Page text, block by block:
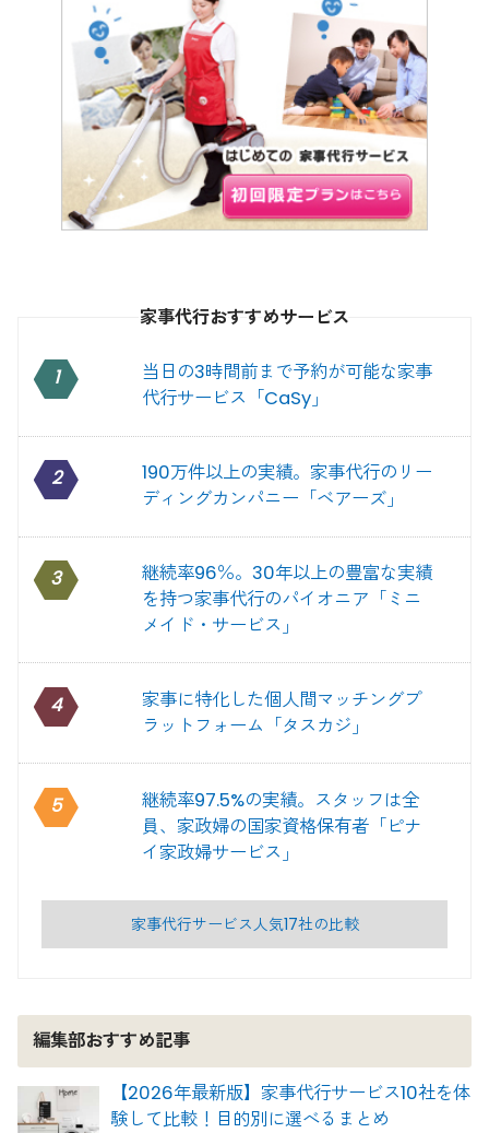
家事代行おすすめサービス
1
当日の3時間前まで予約が可能な家事
代行サービス「CaSy」
2
190万件以上の実績。家事代行のリー
ディングカンパニー「ベアーズ」
3
継続率96％。30年以上の豊富な実績
を持つ家事代行のパイオニア「ミニ
メイド・サービス」
4
家事に特化した個人間マッチングプ
ラットフォーム「タスカジ」
5
継続率97.5%の実績。スタッフは全
員、家政婦の国家資格保有者「ピナ
イ家政婦サービス」
家事代行サービス人気17社の比較
編集部おすすめ記事
【2026年最新版】家事代行サービス10社を体
験して比較！目的別に選べるまとめ